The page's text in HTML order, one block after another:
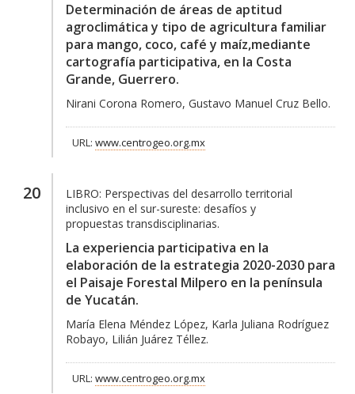
Determinación de áreas de aptitud
agroclimática y tipo de agricultura familiar
para mango, coco, café y maíz,mediante
cartografía participativa, en la Costa
Grande, Guerrero.
Nirani Corona Romero, Gustavo Manuel Cruz Bello.
URL: www.centrogeo.org.mx
20 LIBRO: Perspectivas del desarrollo territorial
inclusivo en el sur-sureste: desafíos y
propuestas transdisciplinarias.
La experiencia participativa en la
elaboración de la estrategia 2020-2030 para
el Paisaje Forestal Milpero en la península
de Yucatán.
María Elena Méndez López, Karla Juliana Rodríguez
Robayo, Lilián Juárez Téllez.
URL: www.centrogeo.org.mx